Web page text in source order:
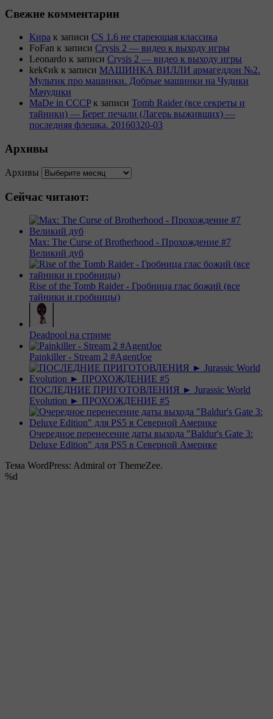
Свежие комментарии
Кира к записи CS 1.6 не стареющая классика
FoFan к записи Crysis 2 — видео к выходу игры
Leonardo к записи Crysis 2 — видео к выходу игры
kek¢иk к записи МАШИНКА ВИЛЛИ армагеддон №2.
Мультик про машинки. Добрые машинки на Чудики
Мачудики
MaDe in CCCP к записи Tomb Raider (все секреты и
тайники) — Берег печали (Лагерь выживших) —
последняя флешка. 20160320-03
Архивы
Архивы
Сейчас читают:
Max: The Curse of Brotherhood - Прохождение #7
Великий дуб
Rise of the Tomb Raider - Гробница глас божий (все
тайники и гробницы)
Deadpool на стриме
Painkiller - Stream 2 #AgentJoe
ПОСЛЕДНИЕ ПРИГОТОВЛЕНИЯ ► Jurassic World
Evolution ► ПРОХОЖДЕНИЕ #5
Очередное перенесение даты выхода "Baldur's Gate 3:
Deluxe Edition" для PS5 в Северной Америке
Тема WordPress: Admiral от ThemeZee.
%d